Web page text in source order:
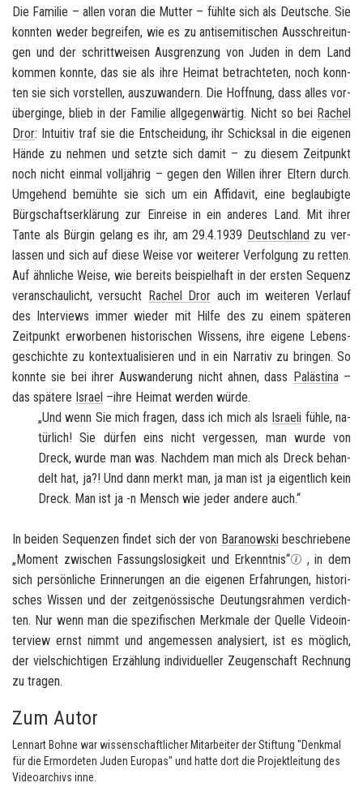
Die Fa­mi­lie – allen voran die Mut­ter – fühl­te sich als Deut­sche. Sie
konn­ten weder be­grei­fen, wie es zuan­ti­se­mi­ti­schen Aus­schrei­tun­
gen und der schritt­wei­sen Aus­gren­zung von Juden in dem Land
kom­men konn­te, das sie als ihre Hei­mat be­trach­te­ten, noch konn­
ten sie sich vor­stel­len, aus­zu­wan­dern. Die Hoff­nung, dass alles vor­
über­gin­ge, blieb in der Fa­mi­lie all­ge­gen­wär­tig. Nicht so bei Ra­chel
Dror: In­tui­tiv traf sie die Ent­schei­dung, ihr Schick­sal in die ei­ge­nen
Hände zu neh­men und setz­te sich damit – zu die­sem Zeit­punkt
noch nicht ein­mal voll­jäh­rig – gegen den Wil­len ihrer El­tern durch.
Um­ge­hend be­müh­te sie sich um ein Af­fi­da­vit, eine be­glau­big­te
Bürg­schafts­er­klä­rung zur Ein­rei­se in ein an­de­res Land. Mit ihrer
Tante als Bür­gin ge­lang es ihr, am 29.4.1939 Deutsch­land zu ver­
las­sen und sich auf diese Weise vor wei­te­rer Ver­fol­gung zu ret­ten.
Auf ähn­li­che Weise, wie be­reits bei­spiel­haft in der ers­ten Se­quenz
ver­an­schau­licht, ver­sucht Ra­chel Dror auch im wei­te­ren Ver­lauf
des In­ter­views immer wie­der mit Hilfe des zu einem spä­te­ren
Zeit­punkt er­wor­be­nen his­to­ri­schen Wis­sens, ihre ei­ge­ne Le­bens­
ge­schich­te zu kon­tex­tua­li­sie­ren und in ein Nar­ra­tiv zu brin­gen. So
konn­te sie bei ihrer Aus­wan­de­rung nicht ahnen, dass Pa­läs­ti­na–
das spä­te­re Is­ra­el –ihre Hei­mat wer­den würde.
„Und wenn Sie mich fra­gen, dass ich mich als Is­rae­li fühle, na­
tür­lich! Sie dür­fen eins nicht ver­ges­sen, man wurde von
Dreck, wurde man was. Nach­dem man mich als Dreck be­han­
delt hat, ja?! Und dann merkt man, ja man ist ja ei­gent­lich kein
Dreck. Man ist ja -n Mensch wie jeder an­de­re auch.“
In bei­den Se­quen­zen fin­det sich der von Ba­ra­now­ski be­schrie­be­ne
„Mo­ment zwi­schen Fas­sungs­lo­sig­keit und Er­kennt­nis“
, in dem
sich per­sön­li­che Er­in­ne­run­gen an die ei­ge­nen Er­fah­run­gen, his­to­ri­
sches Wis­sen und der zeit­ge­nös­si­sche Deu­tungs­rah­men ver­dich­
ten. Nur wenn man die spe­zi­fi­schen Merk­ma­le der Quel­le Vi­deo­in­
ter­view ernst nimmt und an­ge­mes­sen ana­ly­siert, ist es mög­lich,
der viel­schich­ti­gen Er­zäh­lung in­di­vi­du­el­ler Zeu­gen­schaft Rech­nung
zu tra­gen.
Zum Autor
Lennart Bohne war wissenschaftlicher Mitarbeiter der Stiftung "Denkmal
für die Ermordeten Juden Europas" und hatte dort die Projektleitung des
Videoarchivs inne.